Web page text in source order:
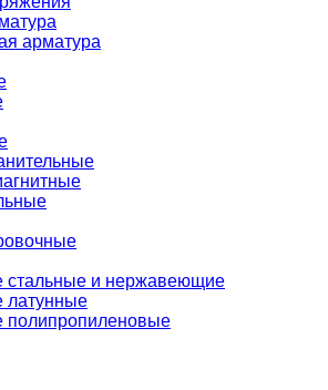
арматура
стальные и нержавеющие
латунные
полипропиленовые